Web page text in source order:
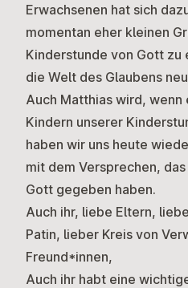
Erwachsenen hat sich
momentan eher kleinen
Kinderstunde von Gott zu
die Welt des Glaubens
Auch Matthias wird, wenn
Kindern unserer
haben wir uns heute
mit dem Versprechen,
Gott gegeben haben.
Auch ihr, liebe Eltern,
Patin, lieber Kreis von
Freund*innen,
Auch ihr habt eine